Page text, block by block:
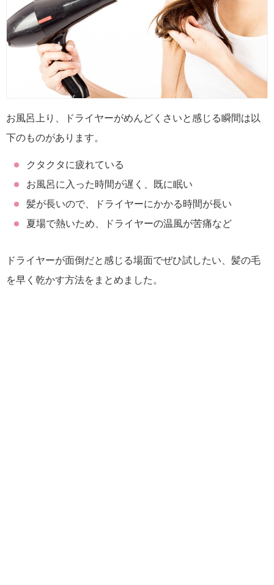
お風呂上り、ドライヤーがめんどくさいと感じる瞬間は以
下のものがあります。
クタクタに疲れている
お風呂に入った時間が遅く、既に眠い
髪が長いので、ドライヤーにかかる時間が長い
夏場で熱いため、ドライヤーの温風が苦痛など
ドライヤーが面倒だと感じる場面でぜひ試したい、髪の毛
を早く乾かす方法をまとめました。